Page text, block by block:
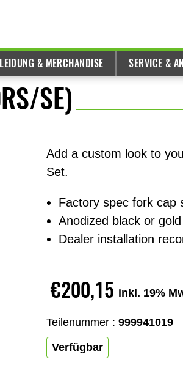
& MERCHANDISE SERVICE &
SE)
Add a custom look to
Set.
Factory spec fork cap
Anodized black or
Dealer installation
€200,15 inkl. 19%
Teilenummer : 999941019
Verfügbar